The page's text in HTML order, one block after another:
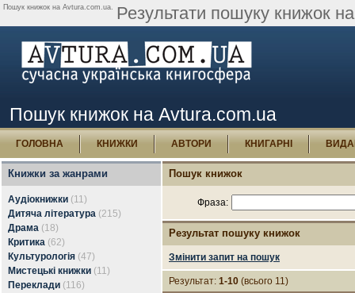
Пошук книжок на Avtura.com.ua. Результати пошуку книжок
Пошук книжок на Avtura.com.ua
ГОЛОВНА КНИЖКИ АВТОРИ КНИГАРНІ
Книжки за жанрами
Аудіокнижки (11)
Дитяча література (215)
Драма (18)
Критика (62)
Культурологія (47)
Мистецькі книжки (11)
Переклади (116)
Пошук книжок
Фраза:
Результат пошуку книжок
Змінити запит на пошук
Результат: 1-10 (всього 11)